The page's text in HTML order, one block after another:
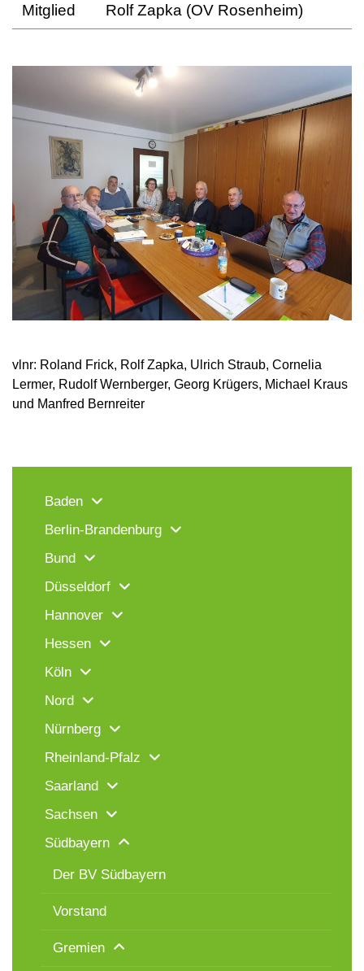
Mitglied Rolf Zapka (OV Rosenheim)
vlnr: Roland Frick, Rolf Zapka, Ulrich Straub, Cornelia
Lermer, Rudolf Wernberger, Georg Krügers, Michael Kraus
und Manfred Bernreiter
Baden
Berlin-Brandenburg
Bund
Düsseldorf
Hannover
Hessen
Köln
Nord
Nürnberg
Rheinland-Pfalz
Saarland
Sachsen
Südbayern
Der BV Südbayern
Vorstand
Gremien